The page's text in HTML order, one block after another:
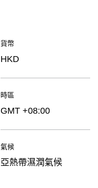
貨幣
HKD
時區
GMT +08:00
氣候
亞熱帶濕潤氣候